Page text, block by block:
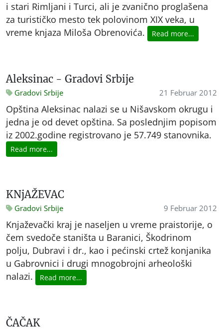
i stari Rimljani i Turci, ali je zvanično proglašena
za turističko mesto tek polovinom XIX veka, u
vreme knjaza Miloša Obrenovića.
Read more...
Aleksinac - Gradovi Srbije
Gradovi Srbije 21 Februar 2012
Opština Aleksinac nalazi se u Nišavskom okrugu i
jedna je od devet opština. Sa poslednjim popisom
iz 2002.godine registrovano je 57.749 stanovnika.
Read more...
KNjAŽEVAC
Gradovi Srbije 9 Februar 2012
Knjaževački kraj je naseljen u vreme praistorije, o
čem svedoče staništa u Baranici, Škodrinom
polju, Dubravi i dr., kao i pećinski crtež konjanika
u Gabrovnici i drugi mnogobrojni arheološki
nalazi.
Read more...
ČAČAK